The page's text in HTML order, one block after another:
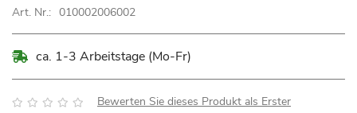
Art. Nr.: 010002006002
ca. 1-3 Arbeitstage (Mo-Fr)
Bewertung: Bewerten Sie dieses Produkt als Erster